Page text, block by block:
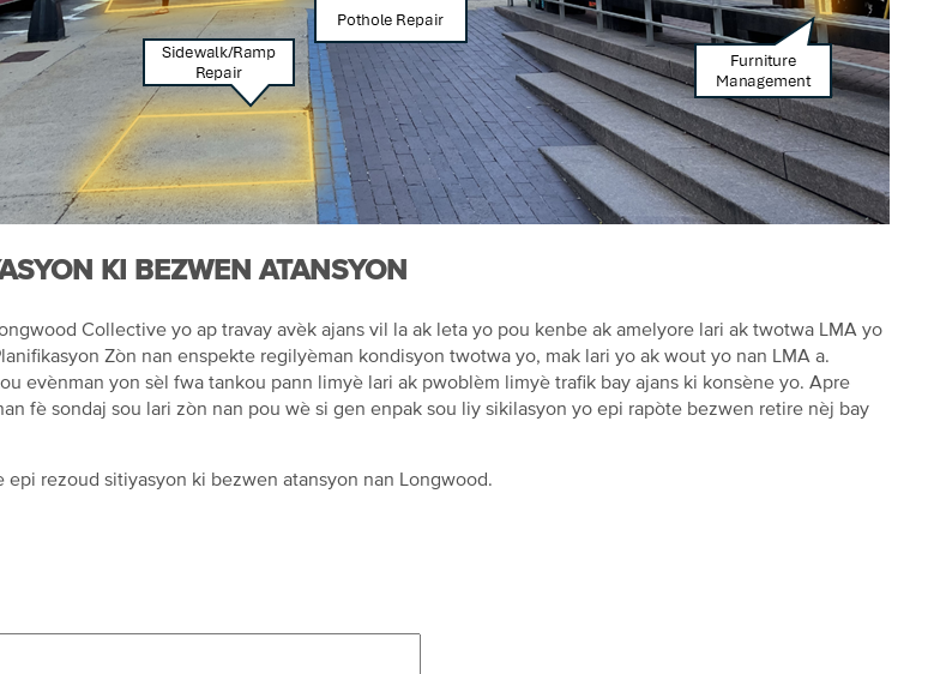
KI BEZWEN ATANSYON
Collective yo ap travay avèk ajans vil la ak leta yo pou kenbe ak amelyore lari ak twotwa LMA yo
Zòn nan enspekte regilyèman kondisyon twotwa yo, mak lari yo ak wout yo nan LMA a.
evènman yon sèl fwa tankou pann limyè lari ak pwoblèm limyè trafik bay ajans ki konsène yo. Apre
fè sondaj sou lari zòn nan pou wè si gen enpak sou liy sikilasyon yo epi rapòte bezwen retire nèj bay
epi rezoud sitiyasyon ki bezwen atansyon nan Longwood.